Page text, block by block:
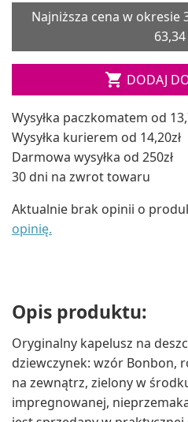
Najniższa cena w okresie
63,34
 DODAJ
Wysyłka paczkomatem od
Wysyłka kurierem od 14,20zł
Darmowa wysyłka od 250zł
30 dni na zwrot towaru
Aktualnie brak opinii o
opinię.
Opis produktu:
Oryginalny kapelusz na
dziewczynek: wzór Bonbon,
na zewnątrz, zielony w
impregnowanej,